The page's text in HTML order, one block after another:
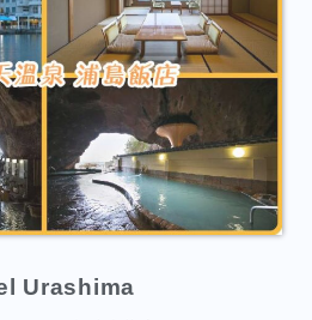
Urashima
和歌山住宿
）位於世界遺產熊野那智大
擁有寬廣的腹地，幾乎涵蓋整
歎。飯店由本館、日昇館、山